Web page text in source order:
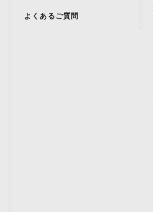
よくあるご質問